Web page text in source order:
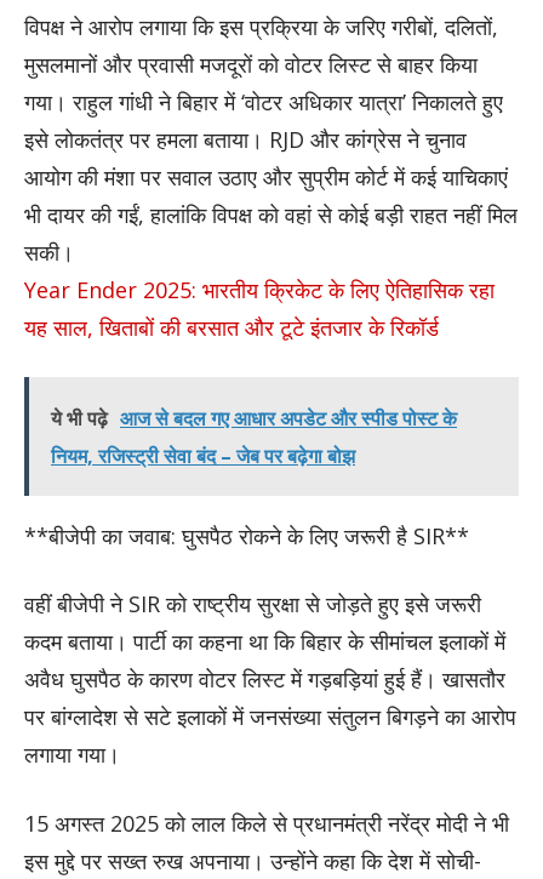
विपक्ष ने आरोप लगाया कि इस प्रक्रिया के जरिए गरीबों, दलितों,
मुसलमानों और प्रवासी मजदूरों को वोटर लिस्ट से बाहर किया
गया। राहुल गांधी ने बिहार में ‘वोटर अधिकार यात्रा’ निकालते हुए
इसे लोकतंत्र पर हमला बताया। RJD और कांग्रेस ने चुनाव
आयोग की मंशा पर सवाल उठाए और सुप्रीम कोर्ट में कई याचिकाएं
भी दायर की गईं, हालांकि विपक्ष को वहां से कोई बड़ी राहत नहीं मिल
सकी।
Year Ender 2025: भारतीय क्रिकेट के लिए ऐतिहासिक रहा
यह साल, खिताबों की बरसात और टूटे इंतजार के रिकॉर्ड
ये भी पढ़े आज से बदल गए आधार अपडेट और स्पीड पोस्ट के
नियम, रजिस्ट्री सेवा बंद – जेब पर बढ़ेगा बोझ
**बीजेपी का जवाब: घुसपैठ रोकने के लिए जरूरी है SIR**
वहीं बीजेपी ने SIR को राष्ट्रीय सुरक्षा से जोड़ते हुए इसे जरूरी
कदम बताया। पार्टी का कहना था कि बिहार के सीमांचल इलाकों में
अवैध घुसपैठ के कारण वोटर लिस्ट में गड़बड़ियां हुई हैं। खासतौर
पर बांग्लादेश से सटे इलाकों में जनसंख्या संतुलन बिगड़ने का आरोप
लगाया गया।
15 अगस्त 2025 को लाल किले से प्रधानमंत्री नरेंद्र मोदी ने भी
इस मुद्दे पर सख्त रुख अपनाया। उन्होंने कहा कि देश में सोची-